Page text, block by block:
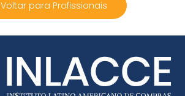
Voltar para Profissionais